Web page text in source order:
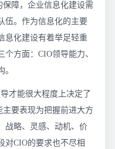
障，企业信息化建设需
伍。作为信息化的主要
息化建设有着举足轻重
方面：CIO领导能力、
才能很大程度上决定了
要表现为把握前进大方
战略、灵感、动机、价
对CIO的要求也不尽相